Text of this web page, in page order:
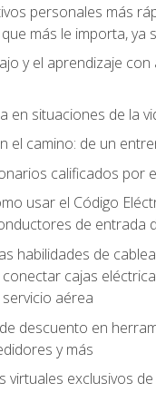
personales más
más le importa, ya
y el aprendizaje
en situaciones de la
el camino: de un
calificados por
usar el Código
de entrada
habilidades de
cajas
aérea
descuento en
y más
virtuales exclusivos